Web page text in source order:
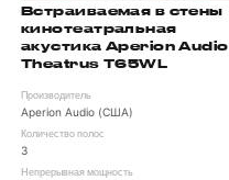
Встраиваемая в стены
кинотеатральная
акустика Aperion Audio
Theatrus T65WL
Производитель
Aperion Audio (США)
Количество полос
3
Непрерывная мощность